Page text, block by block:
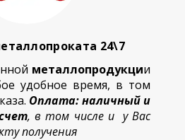
24\7
металлопродукции
удобное время, в том
Оплата: наличный и
, в том числе и у Вас
получения